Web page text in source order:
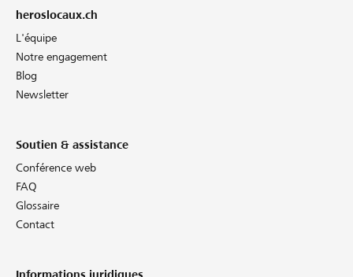
heroslocaux.ch
L'équipe
Notre engagement
Blog
Newsletter
Soutien & assistance
Conférence web
FAQ
Glossaire
Contact
Informations juridiques